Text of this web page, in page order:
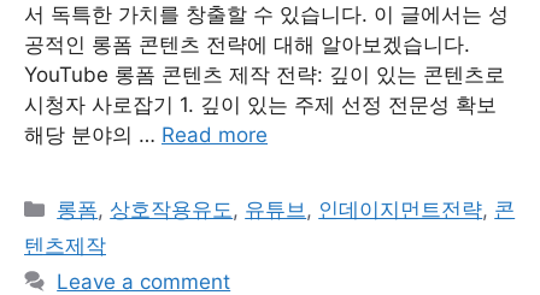
서 독특한 가치를 창출할 수 있습니다. 이 글에서는 성
공적인 롱폼 콘텐츠 전략에 대해 알아보겠습니다.
YouTube 롱폼 콘텐츠 제작 전략: 깊이 있는 콘텐츠로
시청자 사로잡기 1. 깊이 있는 주제 선정 전문성 확보
해당 분야의 … Read more
Categories
롱폼, 상호작용유도 , 유튜브 , 인데이지먼트전략, 콘
텐츠제작
Leave a comment